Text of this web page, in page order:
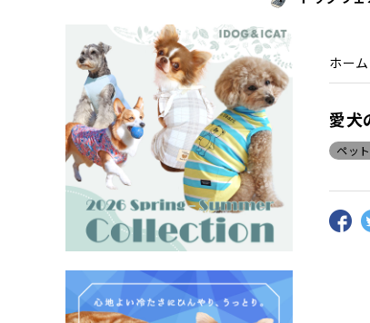
ホーム
愛犬
ペッ